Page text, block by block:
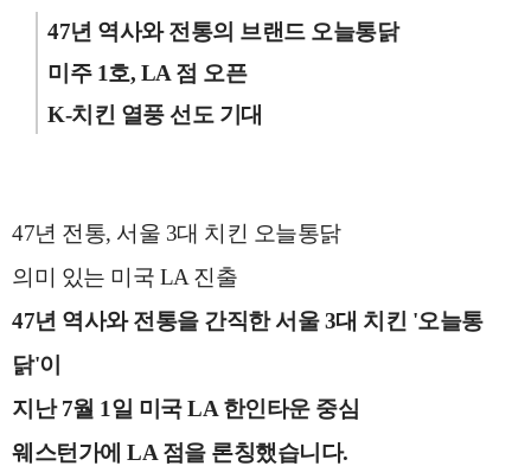
47년 역사와 전통의 브랜드 오늘통닭
미주 1호, LA 점 오픈
K-치킨 열풍 선도 기대
47년 전통, 서울 3대 치킨 오늘통닭
의미 있는 미국 LA 진출
47년 역사와 전통을 간직한 서울 3대 치킨 '오늘통
닭'이
지난 7월 1일 미국 LA 한인타운 중심
웨스턴가에 LA 점을 론칭했습니다.